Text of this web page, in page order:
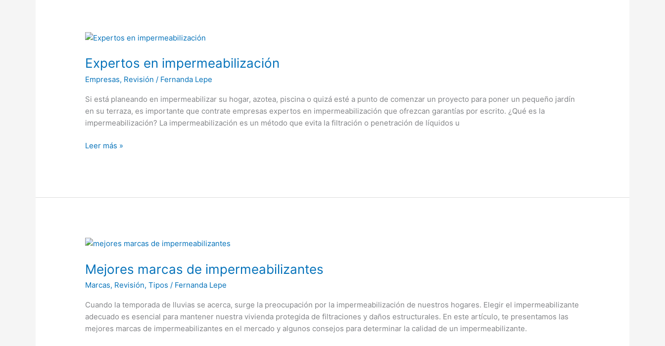
Expertos en impermeabilización
Empresas, Revisión / Fernanda Lepe
Si está planeando en impermeabilizar su hogar, azotea, piscina o quizá esté a punto de comenzar un proyecto para poner un pequeño jardín
en su terraza, es importante que contrate empresas expertos en impermeabilización que ofrezcan garantías por escrito. ¿Qué es la
impermeabilización? La impermeabilización es un método que evita la filtración o penetración de líquidos u
Expertos
impermeabilización
Leer más »
Mejores marcas de impermeabilizantes
Marcas, Revisión,Tipos / Fernanda Lepe
Cuando la temporada de lluvias se acerca, surge la preocupación por la impermeabilización de nuestros hogares. Elegir el impermeabilizante
adecuado es esencial para mantener nuestra vivienda protegida de filtraciones y daños estructurales. En este artículo, te presentamos las
mejores marcas de impermeabilizantes en el mercado y algunos consejos para determinar la calidad de un impermeabilizante.
Mejores
de
impermeabilizantes